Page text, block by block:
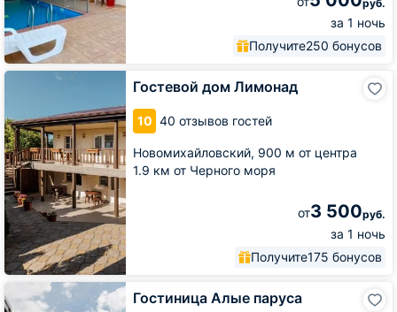
руб.
за 1 ночь
Получите250 бонусов
Гостевой дом Лимонад
10 40 отзывов гостей
Новомихайловский, 900 м от центра
1.9 км от Черного моря
от3 500руб.
за 1 ночь
Получите175 бонусов
Гостевой
Гостиница Алые паруса
Гостиница
Алые